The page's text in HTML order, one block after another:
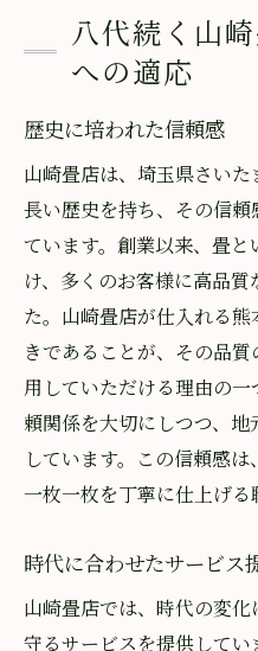
八代続く山
への適応
歴史に培われた信頼感
山崎畳店は、埼玉県さい
長い歴史を持ち、その信
ています。創業以来、畳
け、多くのお客様に高品
た。山崎畳店が仕入れる
きであることが、その品
用していただける理由の
頼関係を大切にしつつ、
しています。この信頼感は
一枚一枚を丁寧に仕上げる
時代に合わせたサービス
山崎畳店では、時代の変
守るサービスを提供して